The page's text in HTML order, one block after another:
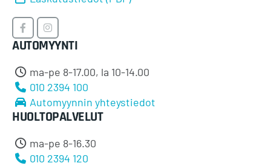
Timosen
Auto
Facebookissa
Timosen
Auto
AUTOMYYNTI
ma-pe 8-17.00, la 10-14.00
010 2394 100
Automyynnin yhteystiedot
HUOLTOPALVELUT
ma-pe 8-16.30
010 2394 120